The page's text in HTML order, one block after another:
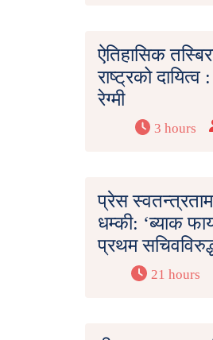
ऐतिहासिक
राष्ट्रको
रेग्मी
3 hours
प्रेस
धम्की: ‘ब्याक
प्रथम
21 hours